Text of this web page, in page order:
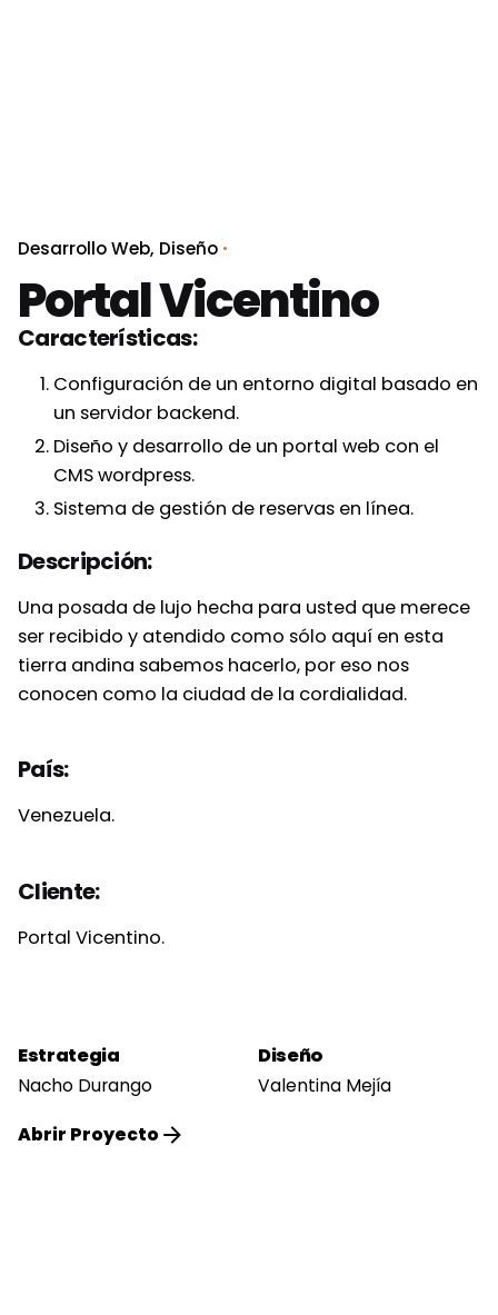
Desarrollo Web Diseño
Portal Vicentino
Cliente:
Portal Vicentino.
País:
Venezuela.
Descripción:
Una posada de lujo hecha para usted que merece
ser recibido y atendido como sólo aquí en esta
tierra andina sabemos hacerlo, por eso nos
conocen como la ciudad de la cordialidad.
Características:
Configuración de un entorno digital basado en
un servidor backend.
Diseño y desarrollo de un portal web con el
CMS wordpress.
Sistema de gestión de reservas en línea.
Estrategia
Nacho Durango
Diseño
Valentina Mejía
Abrir Proyecto